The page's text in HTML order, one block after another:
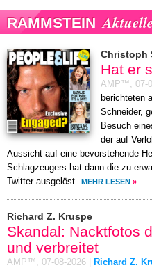
RAMMSTEIN
Christoph
Hat er
AMP™, 07-
berichteten
Schneider,
Besuch
der auf
Aussicht auf eine bevorstehende
Schlagzeugers hat dann die zu
Twitter ausgelöst.
MEHR LESEN »
Richard Z. Kruspe
Skandal: Nacktfotos
und verbreitet
AMP™, 07-08-2026 Richard Z.